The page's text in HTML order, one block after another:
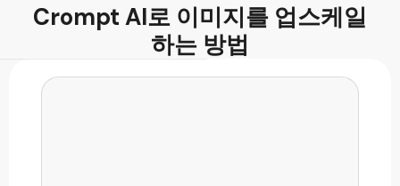
Crompt AI로 이미지를 업스케일
하는 방법